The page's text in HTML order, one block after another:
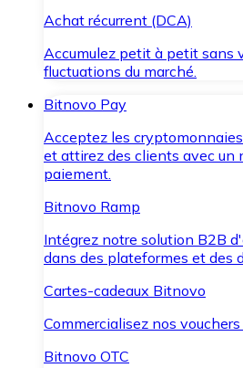
Achat récurrent (DCA)
Accumulez petit à petit sans
fluctuations du marché.
Bitnovo Pay
Acceptez les
et attirez des clients avec un
paiement.
Bitnovo Ramp
Intégrez notre solution B2B
dans des plateformes et des
Cartes-cadeaux Bitnovo
Commercialisez nos
Bitnovo OTC